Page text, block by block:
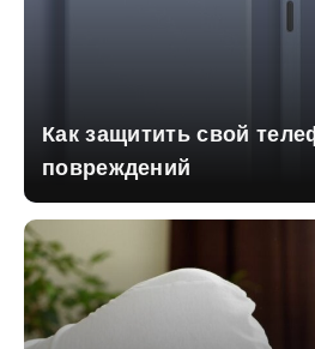
Как защитить свой
повреждений